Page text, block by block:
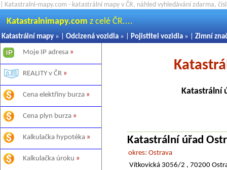
| Katastralni-mapy.com - katastrální mapy v ČR, náhled vyhledávání zdarma,
Katastralnimapy.com z celé ČR....
Katastrální mapy » | Odcizená vozidla » | Pojistitel vozidla » | Zimní
Moje IP adresa »
REALITY v ČR »
Cena elektřiny burza »
Cena plyn burza »
Kalkulačka hypotéka »
Kalkulačka úroku »
Katastrální
Katastrální úřad
okres: Ostrava
Vítkovická 3056/2 , 70200